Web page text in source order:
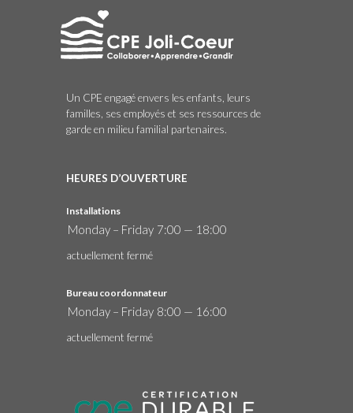
Un CPE engagé envers les enfants, leurs
familles, ses employés et ses ressources de
garde en milieu familial partenaires.
HEURES D’OUVERTURE
Installations
Monday – Friday 7:00 — 18:00
actuellement fermé
Bureau coordonnateur
Monday – Friday 8:00 — 16:00
actuellement fermé